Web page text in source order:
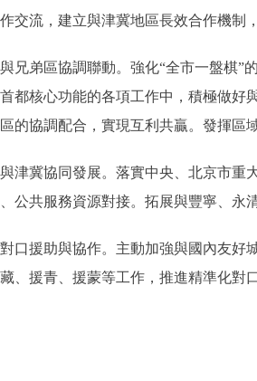
交流，建立與津冀地區長效合作機制
弟區協調聯動。強化“全市一盤棋”的
都核心功能的各項工作中，積極做好
的協調配合，實現互利共贏。發揮區
冀協同發展。落實中央、北京市重大
公共服務資源對接。拓展與豐寧、永
援助與協作。主動加強與國內友好城
、援青、援蒙等工作，推進精準化對